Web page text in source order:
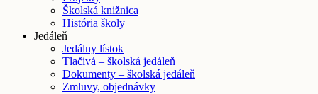
Školská knižnica
História školy
Jedáleň
Jedálny lístok
Tlačivá – školská jedáleň
Dokumenty – školská jedáleň
Zmluvy, objednávky